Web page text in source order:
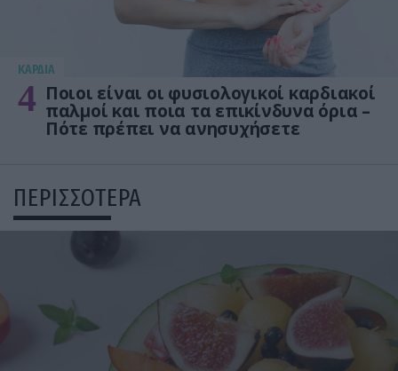
KΑΡΔΙΑ
4 Ποιοι είναι οι φυσιολογικοί καρδιακοί
παλμοί και ποια τα επικίνδυνα όρια –
Πότε πρέπει να ανησυχήσετε
ΠΕΡΙΣΣΟΤΕΡΑ